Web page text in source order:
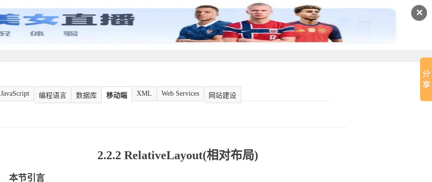
✕
JavaScript 编程语言 数据库 移动端 XML Web Services 网站建设
2.2.2 RelativeLayout(相对布局)
本节引言